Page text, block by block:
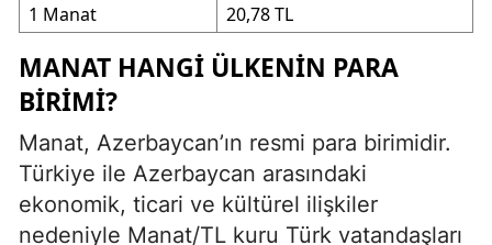
1 Manat
20,78 TL
MANAT HANGI ÜLKENIN PARA
BIRIMI?
Manat, Azerbaycan’ın resmi para birimidir.
Türkiye ile Azerbaycan arasındaki
ekonomik, ticari ve kültürel ilişkiler
nedeniyle Manat/TL kuru Türk vatandaşları